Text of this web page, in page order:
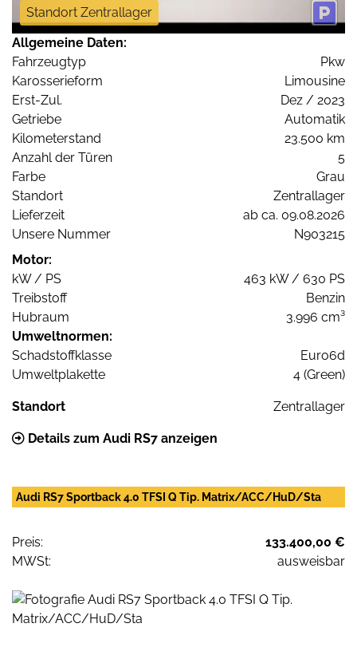
Standort Zentrallager
Allgemeine Daten:
Fahrzeugtyp
Pkw
Karosserieform
Limousine
Erst-Zul.
Dez / 2023
Getriebe
Automatik
Kilometerstand
23.500 km
Anzahl der Türen
5
Farbe
Grau
Standort
Zentrallager
Lieferzeit
ab ca. 09.08.2026
Unsere Nummer
N903215
Motor:
kW / PS
463 kW / 630 PS
Treibstoff
Benzin
Hubraum
3.996 cm³
Umweltnormen:
Schadstoffklasse
Euro6d
Umweltplakette
4 (Green)
Standort Zentrallager
Details zum Audi RS7 anzeigen
Audi RS7 Sportback 4.0 TFSI Q Tip. Matrix/ACC/HuD/Sta
Preis:
133.400,00 €
MWSt:
ausweisbar